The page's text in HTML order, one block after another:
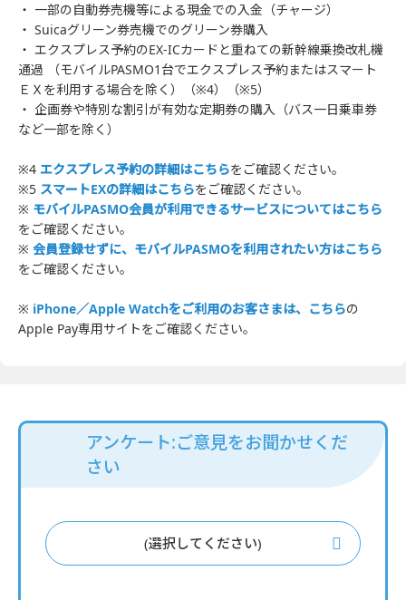
・ 一部の自動券売機等による現金での入金（チャージ）
・ Suicaグリーン券売機でのグリーン券購入
・ エクスプレス予約のEX-ICカードと重ねての新幹線乗換改札機
通過 （モバイルPASMO1台でエクスプレス予約またはスマート
ＥＸを利用する場合を除く）（※4）（※5）
・ 企画券や特別な割引が有効な定期券の購入（バス一日乗車券
など一部を除く）
※4 エクスプレス予約の詳細はこちらをご確認ください。
※5 スマートEXの詳細はこちらをご確認ください。
※ モバイルPASMO会員が利用できるサービスについてはこちら
をご確認ください。
※ 会員登録せずに、モバイルPASMOを利用されたい方はこちら
をご確認ください。
※ iPhone／Apple Watchをご利用のお客さまは、こちらの
Apple Pay専用サイトをご確認ください。
アンケート:ご意見をお聞かせくだ
さい
(選択してください)